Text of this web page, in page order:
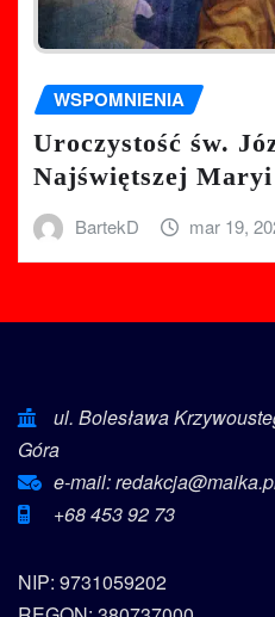
WSPOMNIENIA
Uroczystość św.
Najświętszej Maryi
BartekD mar 19,
ul. Bolesława
Góra
e-mail:
+68 453 92 73
NIP: 9731059202